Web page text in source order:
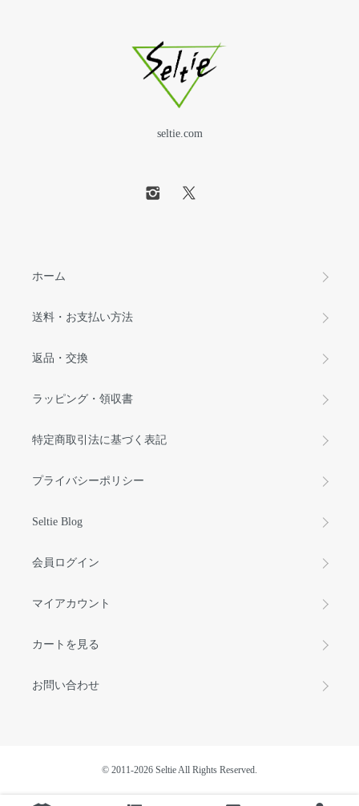
seltie.com
ホーム
送料・お支払い方法
返品・交換
ラッピング・領収書
特定商取引法に基づく表記
プライバシーポリシー
Seltie Blog
会員ログイン
マイアカウント
カートを見る
お問い合わせ
©️ 2011-2026 Seltie All Rights Reserved.